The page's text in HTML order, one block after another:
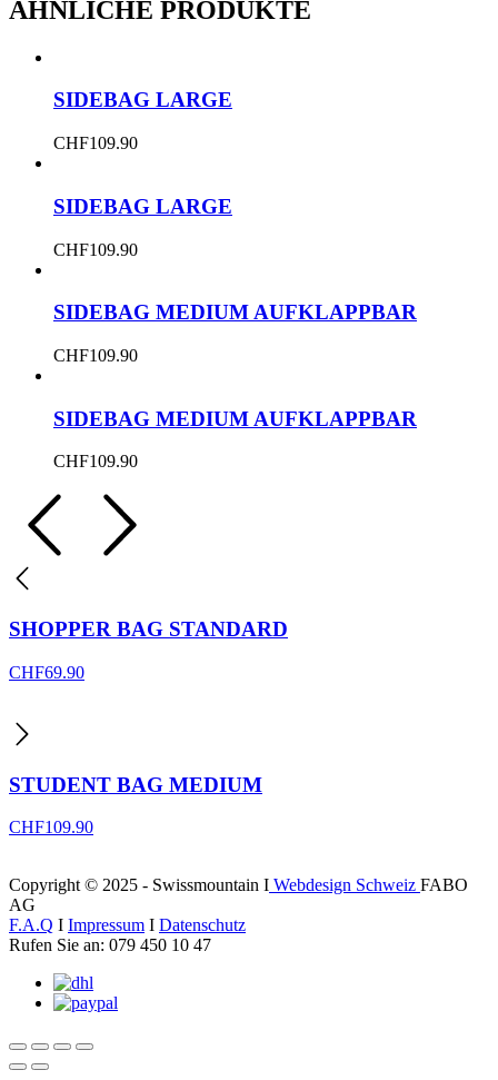
ÄHNLICHE PRODUKTE
SIDEBAG LARGE
CHF109.90
SIDEBAG LARGE
CHF109.90
SIDEBAG MEDIUM AUFKLAPPBAR
CHF109.90
SIDEBAG MEDIUM AUFKLAPPBAR
CHF109.90
SHOPPER BAG STANDARD
CHF69.90
STUDENT BAG MEDIUM
CHF109.90
Copyright © 2025 - Swissmountain I Webdesign Schweiz FABO
AG
F.A.Q I Impressum I Datenschutz
Rufen Sie an: 079 450 10 47